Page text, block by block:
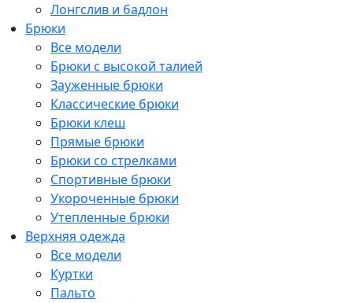
Лонгслив и бадлон
Брюки
Все модели
Брюки с высокой талией
Зауженные брюки
Классические брюки
Брюки клеш
Прямые брюки
Брюки со стрелками
Спортивные брюки
Укороченные брюки
Утепленные брюки
Верхняя одежда
Все модели
Куртки
Пальто